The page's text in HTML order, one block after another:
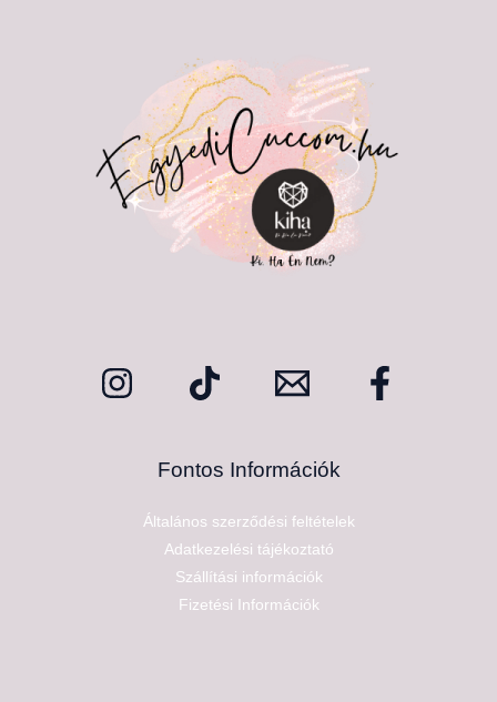
Fontos Információk
Általános szerződési feltételek
Adatkezelési tájékoztató
Szállítási információk
Fizetési Információk